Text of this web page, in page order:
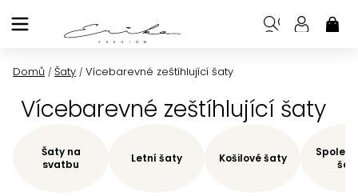
na
Domů / Šaty / Vícebarevné zeštíhlující šaty
Vícebarevné zeštíhlující šaty
Šaty na
svatbu
Letní šaty Košilové šaty